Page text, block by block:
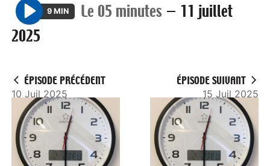
P
l
9 MIN Le 05 minutes — 11 juillet
2025
ÉPISODE PRÉCÉDENT
10 Juil 2025
ÉPISODE SUIVANT
15 Juil 2025